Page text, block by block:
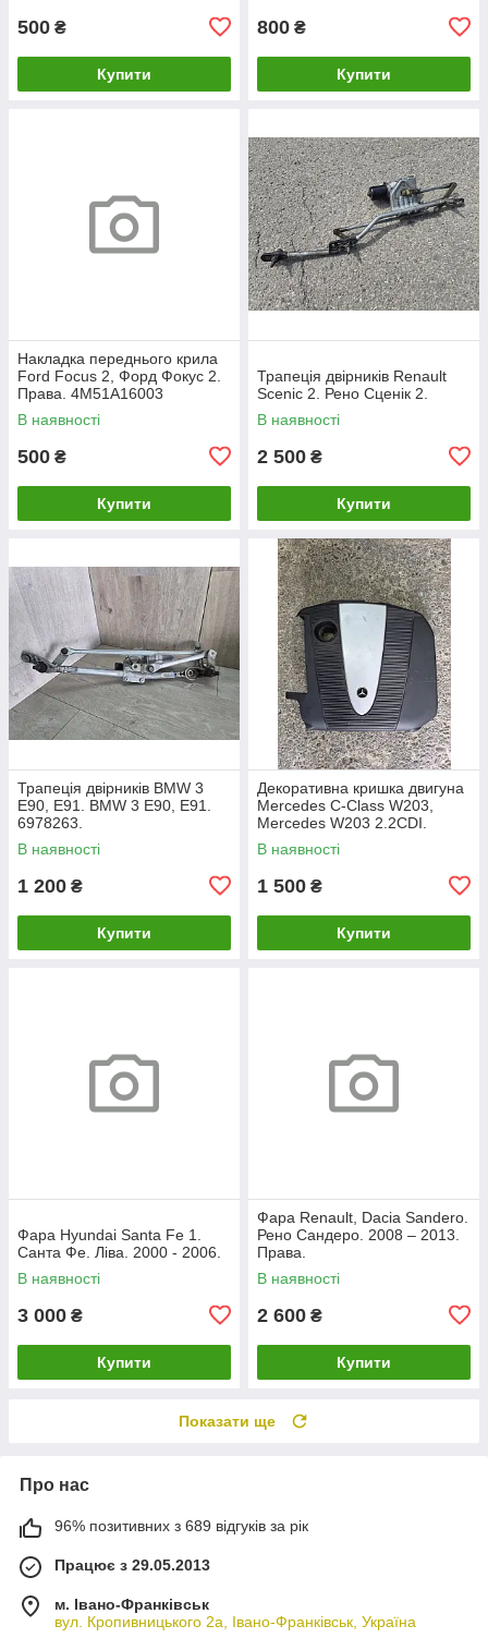
500 ₴
Купити
800 ₴
Купити
Накладка переднього крила
Ford Focus 2, Форд Фокус 2.
Права. 4M51A16003
В наявності
500 ₴
Купити
Трапеція двірників Renault
Scenic 2. Рено Сценік 2.
В наявності
2 500 ₴
Купити
Трапеція двірників BMW 3
E90, E91. BMW 3 Е90, Е91.
6978263.
В наявності
1 200 ₴
Купити
Декоративна кришка двигуна
Mercedes C-Class W203,
Mercedes W203 2.2CDI.
A6460100467.
В наявності
1 500 ₴
Купити
Фара Hyundai Santa Fe 1.
Санта Фе. Ліва. 2000 - 2006.
В наявності
3 000 ₴
Купити
Фара Renault, Dacia Sandero.
Рено Сандеро. 2008 – 2013.
Права.
В наявності
2 600 ₴
Купити
Показати ще
Про нас
96% позитивних з 689 відгуків за рік
Працює з 29.05.2013
м. Івано-Франківськ
вул. Кропивницького 2а, Івано-Франківськ, Україна